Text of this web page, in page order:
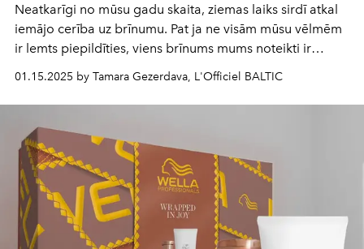
Neatkarīgi no mūsu gadu skaita, ziemas laiks sirdī atkal
iemājo cerība uz brīnumu. Pat ja ne visām mūsu vēlmēm
ir lemts piepildīties, viens brīnums mums noteikti ir
starpniecību! Smarža no pudelītes, kuru savās
laboratorijās radījuši labākie parfimēri, dāvā mums
aromātu noslēpumus, greznību un maigumu, sarūpējot
neaizmirstamus svētkus.
01.15.2025 by Tamara Gezerdava, L'Officiel BALTIC